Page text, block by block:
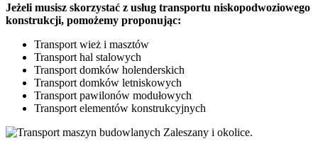
Jeżeli musisz skorzystać z usług transportu niskopodwoziowego
konstrukcji, pomożemy proponując:
Transport wież i masztów
Transport hal stalowych
Transport domków holenderskich
Transport domków letniskowych
Transport pawilonów modułowych
Transport elementów konstrukcyjnych